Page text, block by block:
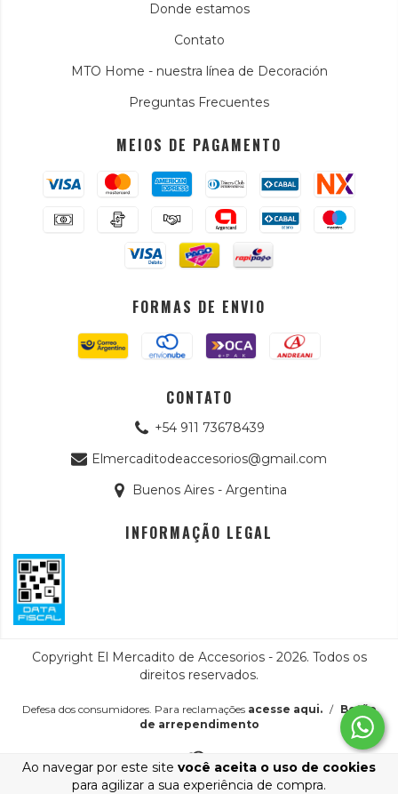
Ao navegar por este site você aceita o uso de cookies
para agilizar a sua experiência de compra.
Donde estamos
Contato
MTO Home - nuestra línea de Decoración
Preguntas Frecuentes
MEIOS DE PAGAMENTO
FORMAS DE ENVIO
CONTATO
+54 911 73678439
Elmercaditodeaccesorios@gmail.com
Buenos Aires - Argentina
INFORMAÇÃO LEGAL
Copyright El Mercadito de Accesorios - 2026. Todos os
direitos reservados.
Defesa dos consumidores. Para reclamações acesse aqui. /
Botão
de arrependimento